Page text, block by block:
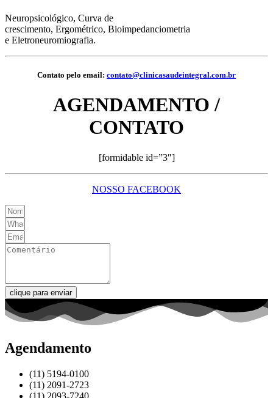
Neuropsicológico, Curva de
crescimento, Ergométrico, Bioimpedanciometria
e Eletroneuromiografia.
Contato pelo email: contato@clinicasaudeintegral.com.br
AGENDAMENTO /
CONTATO
[formidable id=”3″]
NOSSO FACEBOOK
clique para enviar
Agendamento
(11) 5194-0100
(11) 2091-2723
(11) 2093-7240